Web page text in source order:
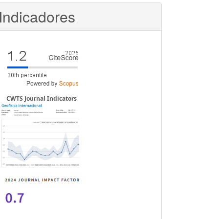
Indicadores
CWTS Journal Indicators